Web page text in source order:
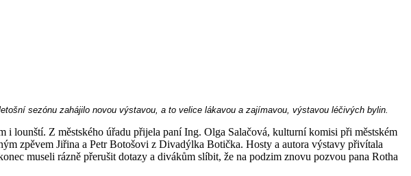
sezónu zahájilo novou výstavou, a to velice lákavou a zajímavou, výstavou léčivých bylin.
i lounští. Z městského úřadu přijela paní Ing. Olga Salačová, kulturní komisi při městském
zpěvem Jiřina a Petr Botošovi z Divadýlka Botička. Hosty a autora výstavy přivítala
museli rázně přerušit dotazy a divákům slíbit, že na podzim znovu pozvou pana Rotha